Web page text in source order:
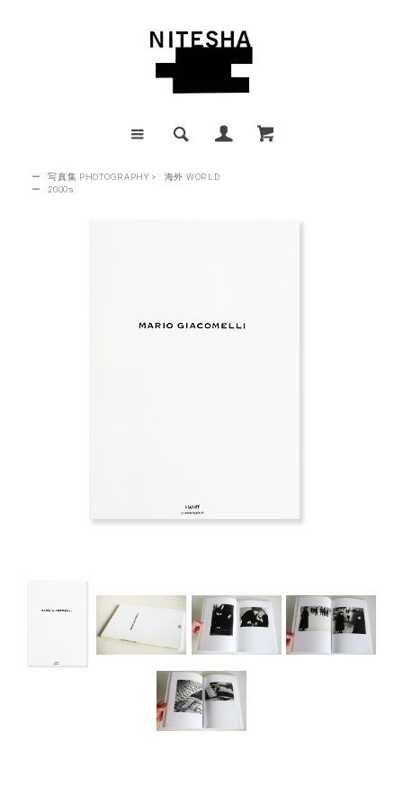
ー 写真集 PHOTOGRAPHY >
海外 WORLD
ー
2000s